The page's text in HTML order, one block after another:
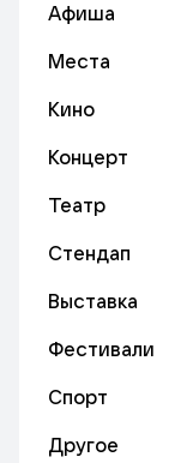
Афиша
Места
Кино
Концерт
Театр
Стендап
Выставка
Фестивали
Спорт
Другое